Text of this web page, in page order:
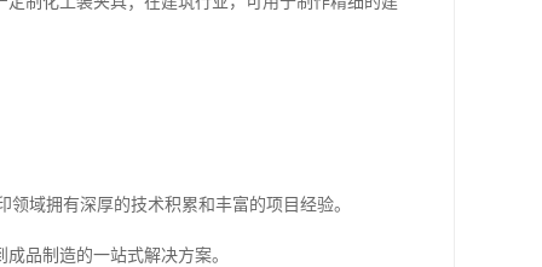
域拥有深厚的技术积累和丰富的项目经验。
品制造的一站式解决方案。